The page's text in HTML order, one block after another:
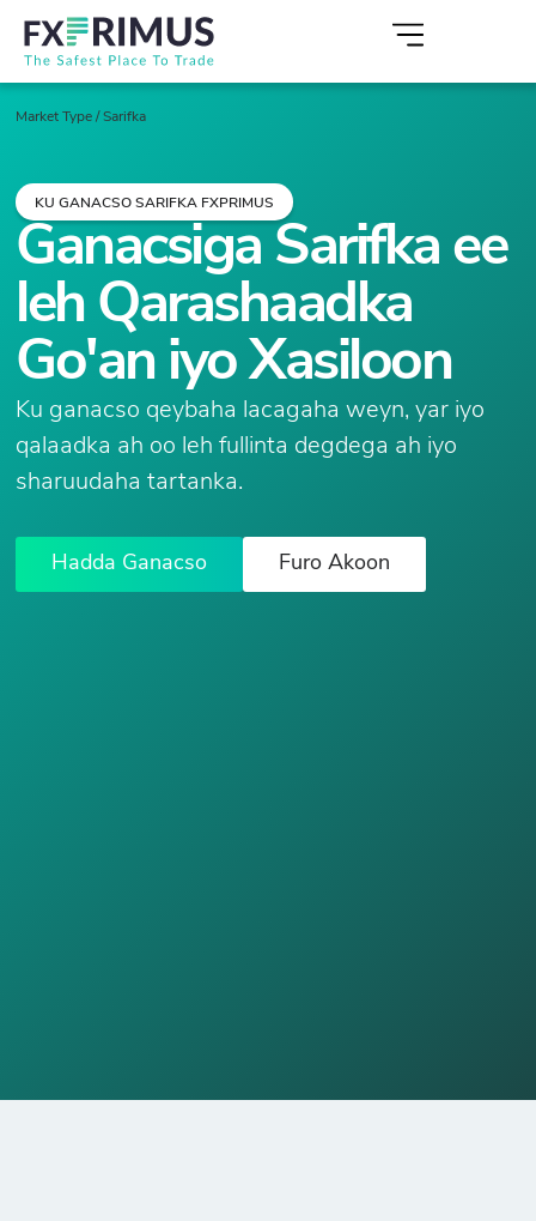
KU GANACSO SARIFKA FXPRIMUS
Ganacsiga Sarifka ee
leh Qarashaadka
Go'an iyo Xasiloon
Ku ganacso qeybaha lacagaha weyn, yar iyo
qalaadka ah oo leh fullinta degdega ah iyo
sharuudaha tartanka.
Hadda Ganacso Furo Akoon
Market Type /Sarifka